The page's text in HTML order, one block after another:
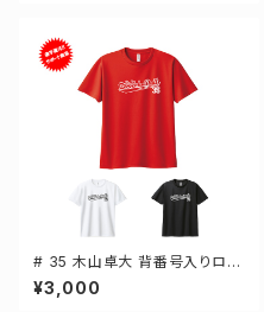
# 35 木山卓大 背番号入りロゴ
ドライTシャツ 半袖 選手還元 3
カラー S-5Lサイズ 000300
¥3,000